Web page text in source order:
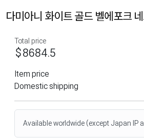
다미아니 화이트 골드 벨에포크
Total price
$8684.5
Item price
Domestic shipping
Available worldwide (except Japan IP